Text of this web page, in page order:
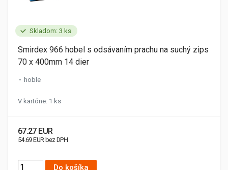
Skladom: 3 ks
Smirdex 966 hobel s odsávaním prachu na suchý zips
70 x 400mm 14 dier
hoble
V kartóne: 1 ks
67.27 EUR
54.69 EUR bez DPH
Do košíka